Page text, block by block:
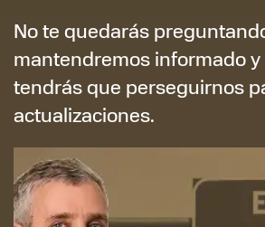
No te quedarás
mantendremos informado
tendrás que perseguirnos
actualizaciones.